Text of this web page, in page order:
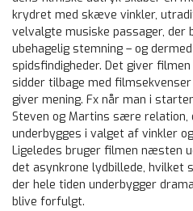
krydret med skæve vinkler,
velvalgte musiske passager, der
ubehagelig stemning – og
spidsfindigheder. Det giver
sidder tilbage med
giver mening. Fx når man i
Steven og Martins sære relation,
underbygges i valget af vinkler
Ligeledes bruger filmen næsten
det asynkrone lydbillede, hvilket
der hele tiden underbygger
blive forfulgt.